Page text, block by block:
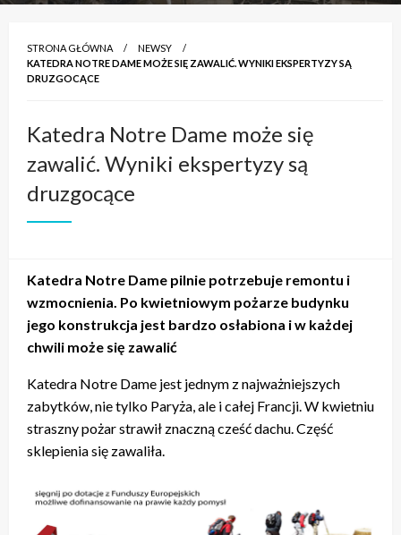
STRONA GŁÓWNA
NEWSY
KATEDRA NOTRE DAME MOŻE SIĘ ZAWALIĆ. WYNIKI EKSPERTYZY SĄ
DRUZGOCĄCE
Katedra Notre Dame może się
zawalić. Wyniki ekspertyzy są
druzgocące
Katedra Notre Dame pilnie potrzebuje remontu i
wzmocnienia. Po kwietniowym pożarze budynku
jego konstrukcja jest bardzo osłabiona i w każdej
chwili może się zawalić
Katedra Notre Dame jest jednym z najważniejszych
zabytków, nie tylko Paryża, ale i całej Francji. W kwietniu
straszny pożar strawił znaczną cześć dachu. Część
sklepienia się zawaliła.